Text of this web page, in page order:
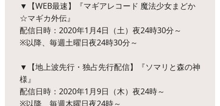
▼【WEB最速】『マギアレコード 魔法少女まどか
☆マギカ外伝』
配信日時：2020年1月4日（土）夜24時30分～
※以降、毎週土曜日夜24時30分～
▼【地上波先行・独占先行配信】『ソマリと森の神
様』
配信日時：2020年1月9日（木）夜24時～
※以降、毎週木曜日夜24時～